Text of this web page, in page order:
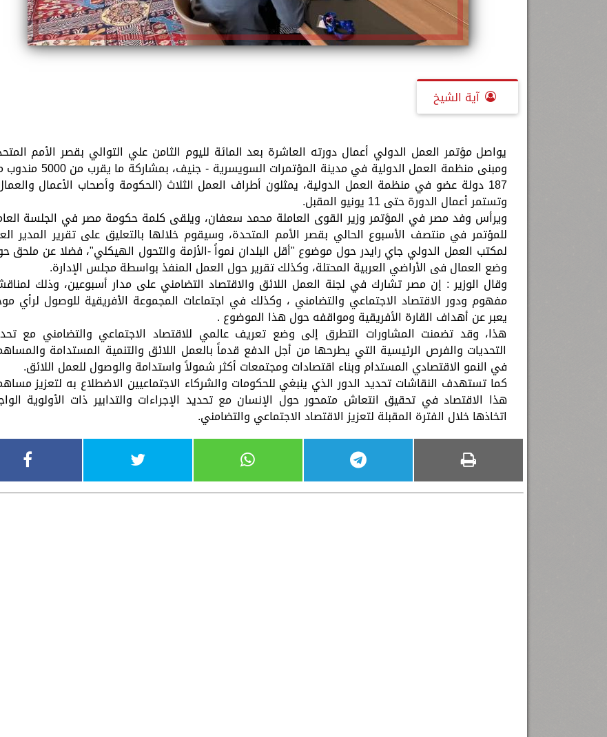
آية الشيخ
يواصل مؤتمر العمل الدولي أعمال دورته العاشرة بعد المائة لليوم الثامن علي التوالي بقصر الأمم
ومبنى منظمة العمل الدولية في مدينة المؤتمرات السويسرية - جنيف،
187 دولة عضو في منظمة العمل الدولية، يمثلون أطراف العمل الثلاث (الحكومة وأصحاب الأعمال
وتستمر أعمال الدورة حتى 11 يونيو المقبل.
ويرأس وفد مصر في المؤتمر وزير القوى العاملة محمد سعفان، ويلقى كلمة حكومة مصر في الجلسة
للمؤتمر في منتصف الأسبوع الحالي بقصر الأمم المتحدة، وسيقوم خلالها بالتعليق على تقرير المدير
لمكتب العمل الدولي جاي رايدر حول موضوع "أقل البلدان نمواً -الأزمة والتحول الهيكلي"، فضلا عن ملحق
وضع العمال فى الأراضي العربية المحتلة، وكذلك تقرير حول العمل المنفذ بواسطة مجلس الإدارة.
وقال الوزير : إن مصر تشارك في لجنة العمل اللائق والاقتصاد التضامني على مدار أسبوعين، وذلك
مفهوم ودور الاقتصاد الاجتماعي والتضامني ، وكذلك في اجتماعات المجموعة الأفريقية للوصول لرأي
يعبر عن أهداف القارة الأفريقية ومواقفه حول هذا الموضوع .
هذا، وقد تضمنت المشاورات التطرق إلى وضع تعريف عالمي للاقتصاد الاجتماعي والتضامني مع
التحديات والفرص الرئيسية التي يطرحها من أجل الدفع قدماً بالعمل اللائق والتنمية المستدامة
في النمو الاقتصادي المستدام وبناء اقتصادات ومجتمعات أكثر شمولاً واستدامة والوصول للعمل اللائق.
كما تستهدف النقاشات تحديد الدور الذي ينبغي للحكومات والشركاء الاجتماعيين الاضطلاع به لتعزيز
هذا الاقتصاد في تحقيق انتعاش متمحور حول الإنسان مع تحديد الإجراءات والتدابير ذات الأولوية
اتخاذها خلال الفترة المقبلة لتعزيز الاقتصاد الاجتماعي والتضامني.